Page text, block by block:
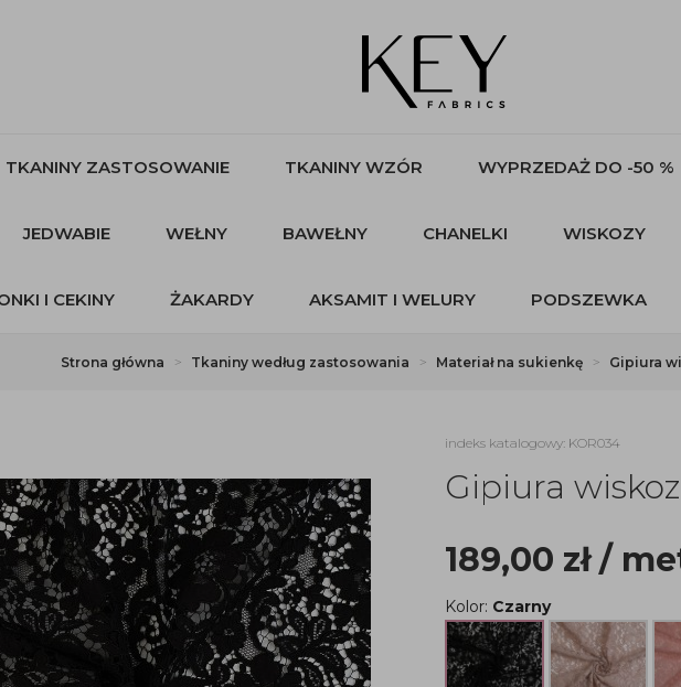
TKANINY ZASTOSOWANIE TKANINY WZÓR WYPRZEDAŻ DO -50 %
JEDWABIE WEŁNY BAWEŁNY CHANELKI WISKOZY
I CEKINY ŻAKARDY AKSAMIT I WELURY PODSZEWKA
Strona główna Tkaniny według zastosowania Materiał na sukienkę Gipiura
indeks katalogowy: KOR034
Gipiura
189,00 zł/
Kolor: Czarny